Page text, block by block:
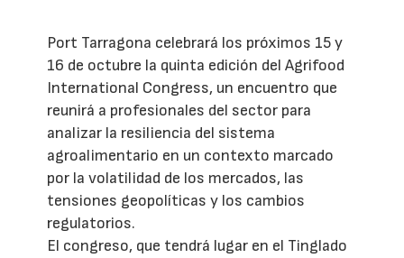
Port Tarragona celebrará los próximos 15 y
16 de octubre la quinta edición del Agrifood
International Congress, un encuentro que
reunirá a profesionales del sector para
analizar la resiliencia del sistema
agroalimentario en un contexto marcado
por la volatilidad de los mercados, las
tensiones geopolíticas y los cambios
regulatorios.
El congreso, que tendrá lugar en el Tinglado